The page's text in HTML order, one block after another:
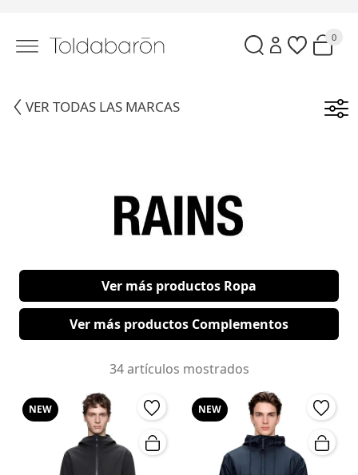
0
VER TODAS LAS MARCAS
Ver más productos Ropa
Ver más productos Complementos
34 artículos mostrados
NEW NEW